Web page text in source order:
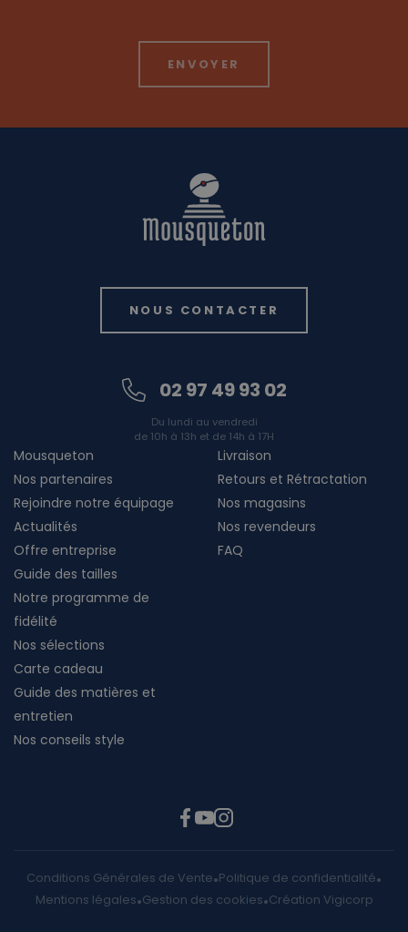
NOUS CONTACTER
02 97 49 93 02
Du lundi au vendredi
de 10h à 13h et de 14h à 17H
Mousqueton
Nos partenaires
Rejoindre notre équipage
Actualités
Offre entreprise
Livraison
Retours et Rétractation
Nos magasins
Nos revendeurs
FAQ
Guide des tailles
Notre programme de
fidélité
Nos sélections
Carte cadeau
Guide des matières et
entretien
Nos conseils style
Conditions Générales de Vente Politique de confidentialité
Mentions légales Gestion des cookies Création Vigicorp